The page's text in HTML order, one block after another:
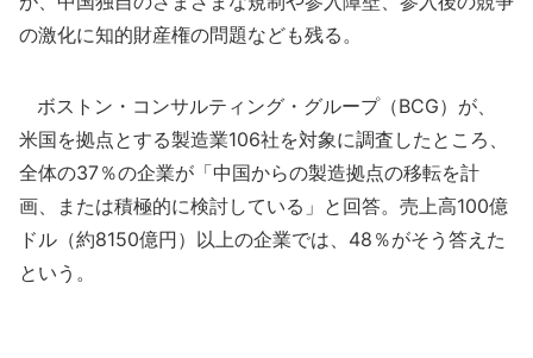
の激化に知的財産権の問題なども残る。
ボストン・コンサルティング・グループ（BCG）が、
米国を拠点とする製造業106社を対象に調査したところ、
全体の37％の企業が「中国からの製造拠点の移転を計
画、または積極的に検討している」と回答。売上高100億
ドル（約8150億円）以上の企業では、48％がそう答えた
という。